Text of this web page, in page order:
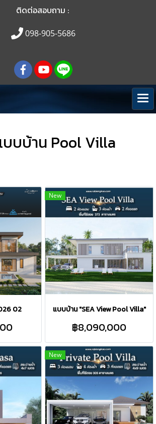
ติดต่อสอบถาม :
098-905-5686
บบบ้าน Pool Villa
02
New
แบบบ้าน "SEA View Pool Villa"
฿8,090,000
New